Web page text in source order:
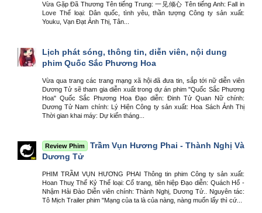
Vừa Gặp Đã Thương Tên tiếng Trung: 一见倾心 Tên tiếng Anh: Fall in
Love Thể loại: Dân quốc, tình yêu, thần tượng Công ty sản xuất:
Youku, Vạn Đạt Ảnh Thị, Tân...
Lịch phát sóng, thông tin, diễn viên, nội dung
phim Quốc Sắc Phương Hoa
Vừa qua trang các trang mạng xã hội đã đưa tin, sắp tới nữ diễn viên
Dương Tử sẽ tham gia diễn xuất trong dự án phim "Quốc Sắc Phương
Hoa" Quốc Sắc Phương Hoa Đạo diễn: Đinh Tử Quan Nữ chính:
Dương Tử Nam chính: Lý Hiện Công ty sản xuất: Hoa Sách Ảnh Thị
Thời gian khai máy: Dự kiến tháng...
Review Phim
Trầm Vụn Hương Phai - Thành Nghị Và
Dương Tử
PHIM TRẦM VỤN HƯƠNG PHAI Thông tin phim Công ty sản xuất:
Hoan Thuỵ Thế Kỷ Thể loại: Cổ trang, tiên hiệp Đạo diễn: Quách Hổ -
Nhậm Hải Đào Diễn viên chính: Thành Nghị, Dương Tử.. Nguyên tác:
Tô Mịch Trailer phim "Mạng của ta là của nàng, nàng muốn lấy thì cứ...